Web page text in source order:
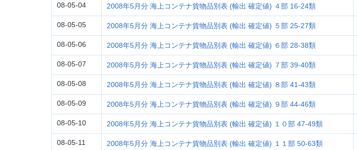
08-05-04 2008年5月分 海上コンテナ貨物品別表 (輸出 確定値) ４部 16-24類
08-05-05 2008年5月分 海上コンテナ貨物品別表 (輸出 確定値) ５部 25-27類
08-05-06 2008年5月分 海上コンテナ貨物品別表 (輸出 確定値) ６部 28-38類
08-05-07 2008年5月分 海上コンテナ貨物品別表 (輸出 確定値) ７部 39-40類
08-05-08 2008年5月分 海上コンテナ貨物品別表 (輸出 確定値) ８部 41-43類
08-05-09 2008年5月分 海上コンテナ貨物品別表 (輸出 確定値) ９部 44-46類
08-05-10 2008年5月分 海上コンテナ貨物品別表 (輸出 確定値) １０部 47-49類
08-05-11 2008年5月分 海上コンテナ貨物品別表 (輸出 確定値) １１部 50-63類